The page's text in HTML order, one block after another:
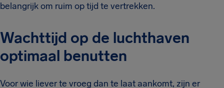
belangrijk om ruim op tijd te vertrekken.
Wachttijd op de luchthaven
optimaal benutten
Voor wie liever te vroeg dan te laat aankomt, zijn er